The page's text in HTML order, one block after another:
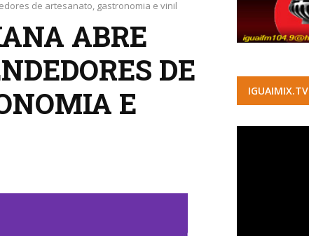
de artesanato, gastronomia e vinil
ABRE
DE
E
IGUAIMIX.TV